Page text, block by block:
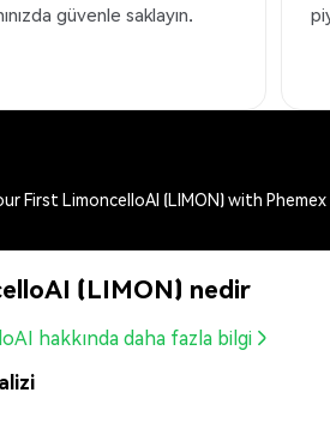
güvenle saklayın.
First LimoncelloAI (LIMON) with Phemex
(LIMON) nedir
hakkında daha fazla bilgi